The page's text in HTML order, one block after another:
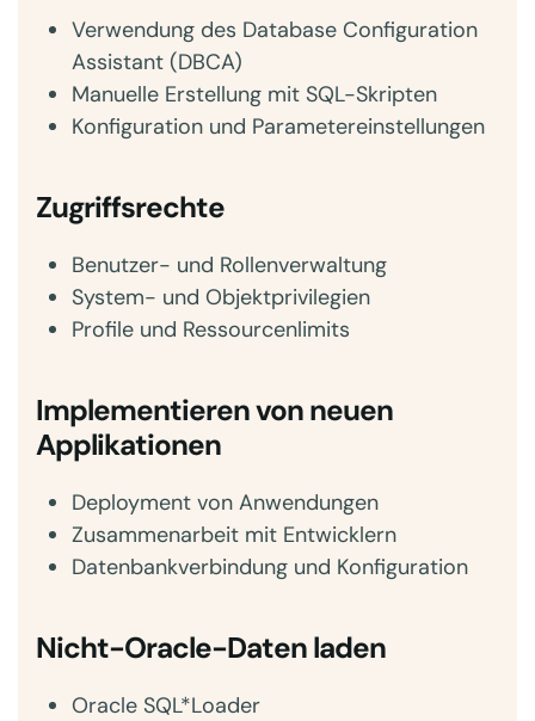
Verwendung des Database Configuration
Assistant (DBCA)
Manuelle Erstellung mit SQL-Skripten
Konfiguration und Parametereinstellungen
Zugriffsrechte
Benutzer- und Rollenverwaltung
System- und Objektprivilegien
Profile und Ressourcenlimits
Implementieren von neuen
Applikationen
Deployment von Anwendungen
Zusammenarbeit mit Entwicklern
Datenbankverbindung und Konfiguration
Nicht-Oracle-Daten laden
Oracle SQL*Loader